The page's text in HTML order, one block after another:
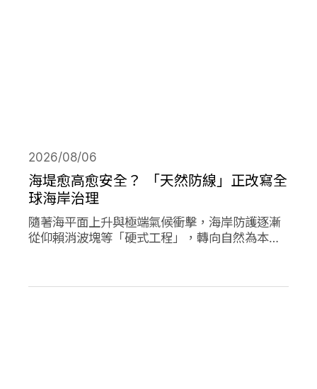
海堤愈高愈安全？ 「天然防線」正改寫全
球海岸治理
2026/08/06
隨著海平面上升與極端氣候衝擊，海岸防護逐漸
從仰賴消波塊等「硬式工程」，轉向自然為本的
成為守護海岸的「天然防線」。